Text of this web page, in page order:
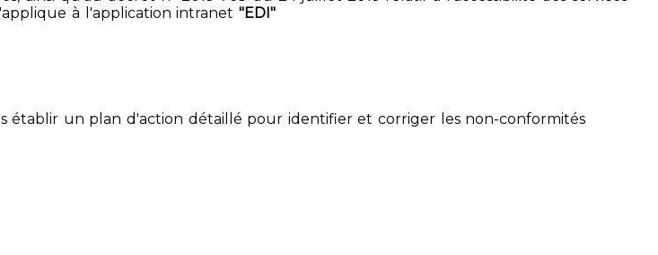
à l'application intranet "EDI"
établir un plan d'action détaillé pour identifier et corriger les non-conformités